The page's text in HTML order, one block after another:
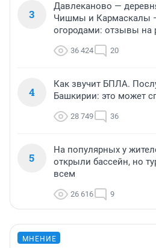
3
Давлеканово —
Чишмы и Кармаскалы
огородами: отзывы на
36 424 20
4
Как звучит БПЛА.
Башкирии: это может
28 749 36
5
На популярных у
открыли бассейн, но
всем
26 616 9
МНЕНИЕ